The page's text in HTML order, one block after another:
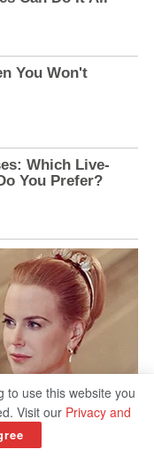
to use this website you
Visit our Privacy and